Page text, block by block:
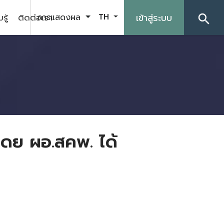
รู้ ติดต่อเราการแสดงผล TH เข้าสู่ระบบ search
ย ผอ.สคพ. ได้